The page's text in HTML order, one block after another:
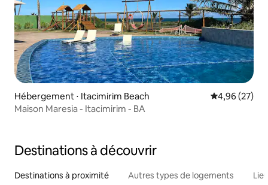
Hébergement ⋅ Itacimirim Beach Évaluation
4,96 (27)
Maison Maresia - Itacimirim - BA
Destinations à découvrir
Destinations à proximité Autres types de logements